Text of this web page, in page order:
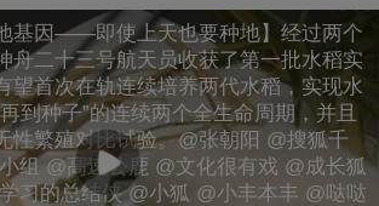
基因——即使上天也要种地】经过两个
舟二十三号航天员收获了第一批水稻实
望首次在轨连续培养两代水稻，实现水
到种子”的连续两个全生命周期，并且
性繁殖对比试验。@张朝阳 @搜狐千
组 @高速公鹿 @文化很有戏 @成长狐
习的总结侠 @小狐 @小丰本丰 @哒哒